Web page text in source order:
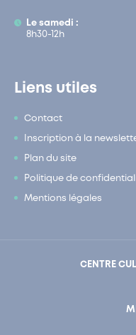
Le samedi :
8h30-12h
Liens utiles
Contact
Inscription à la
Plan du site
Politique de
Mentions légales
CENTRE